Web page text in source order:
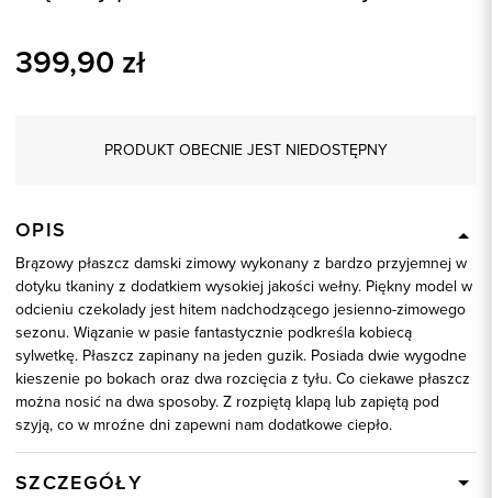
399,90 zł
PRODUKT OBECNIE JEST NIEDOSTĘPNY
OPIS
Brązowy płaszcz damski zimowy wykonany z bardzo przyjemnej w
dotyku tkaniny z dodatkiem wysokiej jakości wełny. Piękny model w
odcieniu czekolady jest hitem nadchodzącego jesienno-zimowego
sezonu. Wiązanie w pasie fantastycznie podkreśla kobiecą
sylwetkę. Płaszcz zapinany na jeden guzik. Posiada dwie wygodne
kieszenie po bokach oraz dwa rozcięcia z tyłu. Co ciekawe płaszcz
można nosić na dwa sposoby. Z rozpiętą klapą lub zapiętą pod
szyją, co w mroźne dni zapewni nam dodatkowe ciepło.
SZCZEGÓŁY